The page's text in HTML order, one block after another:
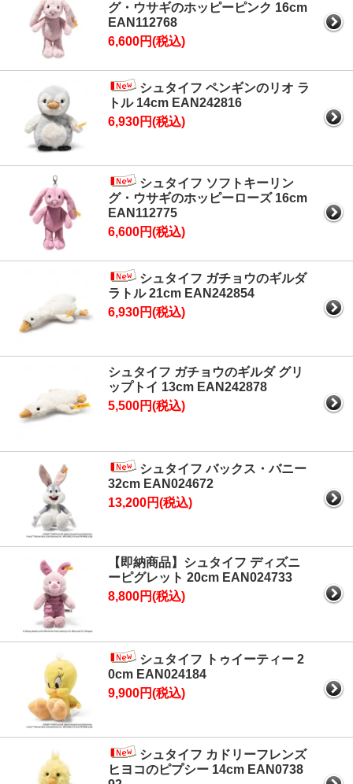
グ・ウサギのホッピーピンク 16cm
EAN112768
6,600円(税込)
シュタイフ ペンギンのリオ ラ
トル 14cm EAN242816
6,930円(税込)
シュタイフ ソフトキーリン
グ・ウサギのホッピーローズ 16cm
EAN112775
6,600円(税込)
シュタイフ ガチョウのギルダ
ラトル 21cm EAN242854
6,930円(税込)
シュタイフ ガチョウのギルダ グリ
ップトイ 13cm EAN242878
5,500円(税込)
シュタイフ バックス・バニー
32cm EAN024672
13,200円(税込)
【即納商品】シュタイフ ディズニ
ーピグレット 20cm EAN024733
8,800円(税込)
シュタイフ トゥイーティー 2
0cm EAN024184
9,900円(税込)
シュタイフ カドリーフレンズ
ヒヨコのピプシー 14cm EAN0738